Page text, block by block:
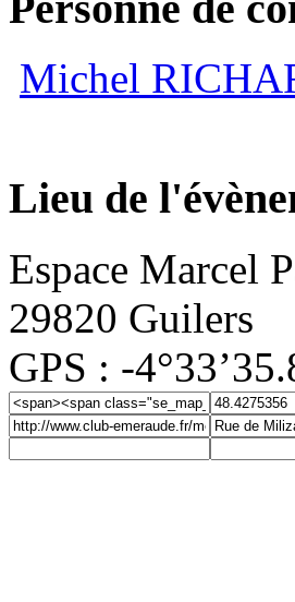
Michel
Lieu de
Espace Marcel
29820 Guilers
GPS : -